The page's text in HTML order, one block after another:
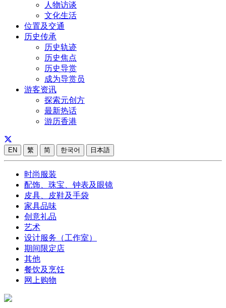
人物访谈
文化生活
位置及交通
历史传承
历史轨迹
历史焦点
历史导赏
成为导赏员
游客资讯
探索元创方
最新热话
游历香港
EN 繁 简 한국어 日本語
时尚服装
配饰、珠宝、钟表及眼镜
皮具、皮鞋及手袋
家具品味
创意礼品
艺术
设计服务（工作室）
期间限定店
其他
餐饮及烹饪
网上购物